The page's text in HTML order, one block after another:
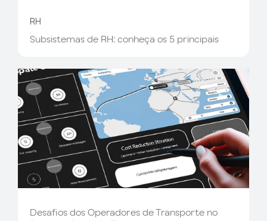
RH
Subsistemas de RH: conheça os 5 principais
Desafios dos Operadores de Transporte no